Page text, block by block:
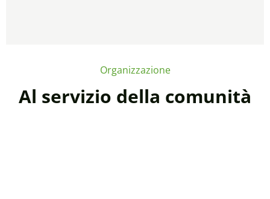
Organizzazione
Al servizio della comunità